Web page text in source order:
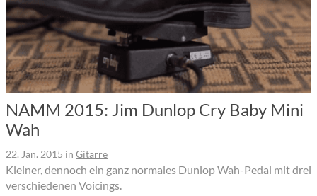
NAMM 2015: Jim Dunlop Cry Baby Mini
Wah
22. Jan. 2015 in Gitarre
Kleiner, dennoch ein ganz normales Dunlop Wah-Pedal mit drei
verschiedenen Voicings.